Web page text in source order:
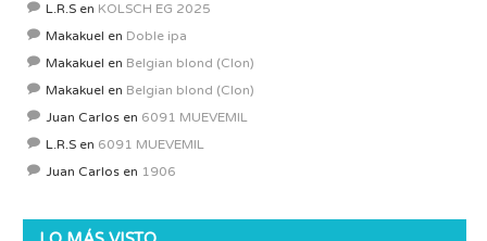
L.R.S en KOLSCH EG 2025
Makakuel en Doble ipa
Makakuel en Belgian blond (Clon)
Makakuel en Belgian blond (Clon)
Juan Carlos en 6091 MUEVEMIL
L.R.S en 6091 MUEVEMIL
Juan Carlos en 1906